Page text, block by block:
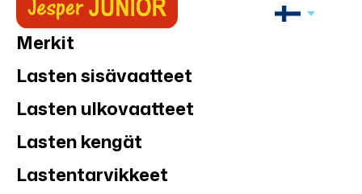
Merkit
Lasten sisävaatteet
Lasten ulkovaatteet
Lasten kengät
Lastentarvikkeet